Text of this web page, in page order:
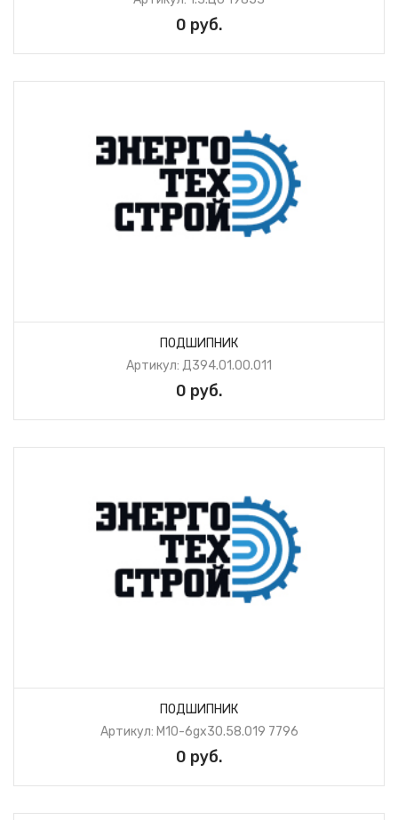
0 руб.
ПОДШИПНИК
Артикул: Д394.01.00.011
0 руб.
ПОДШИПНИК
Артикул: М10-6gх30.58.019 7796
0 руб.